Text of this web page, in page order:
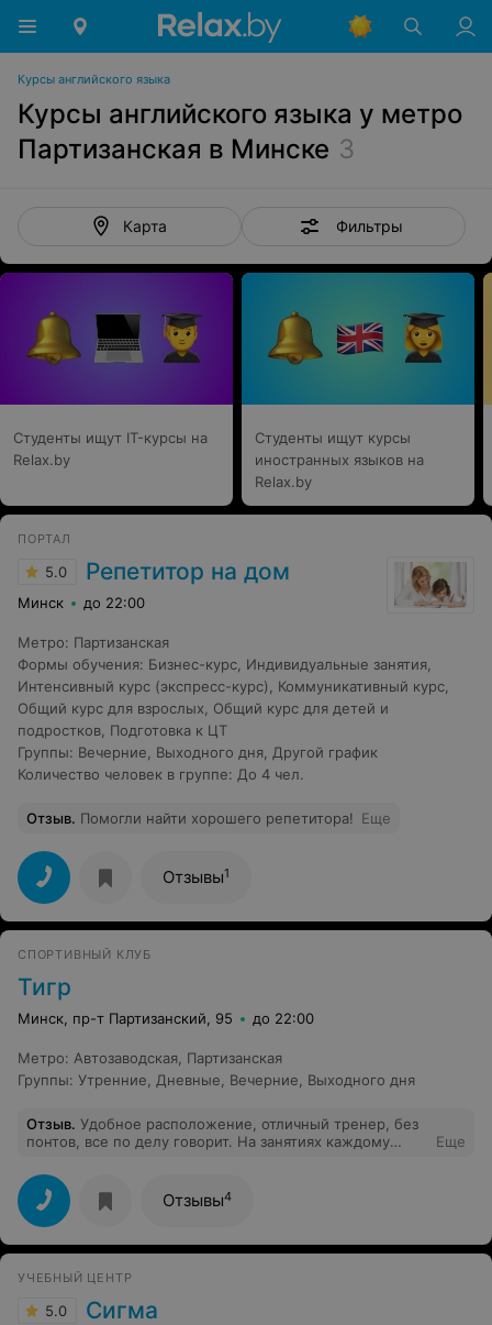
Курсы английского языка
Курсы английского языка у метро
Партизанская в Минске 3
Карта Фильтры
Студенты ищут IT-курсы на
Relax.by
Студенты ищут курсы
иностранных языков на
Relax.by
ПОРТАЛ
5.0 Репетитор на дом
Минск до 22:00
Метро: Партизанская
Формы обучения: Бизнес-курс Индивидуальные занятия
Интенсивный курс (экспресс-курс)
Коммуникативный курс
Общий курс для взрослых
Общий курс для детей и
подростков Подготовка к ЦТ
Группы: Вечерние Выходного дня Другой график
Количество человек в группе: До 4 чел.
Отзыв. Помогли найти хорошего репетитора! Еще
Отзывы1
СПОРТИВНЫЙ КЛУБ
Тигр
Минск, пр-т Партизанский, 95 до 22:00
Метро: Автозаводская Партизанская
Группы: Утренние Дневные Вечерние Выходного дня
Отзыв. Удобное расположение, отличный тренер, без
понтов, все по делу говорит. На занятиях каждому
хотим то и делаем.... Тренер всегда исправляет, если
что то делаешь не так. + можно заниматься
гимнастикой цигун - очень нравится !!!!
Еще
Отзывы4
УЧЕБНЫЙ ЦЕНТР
5.0 Сигма